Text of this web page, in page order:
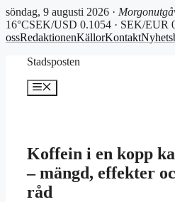
söndag, 9 augusti 2026 ·
16°CSEK/USD 0.1054 · SEK/EUR
ossRedaktionenKällorKontakt
Stadsposten
Meny
Koffein i en kopp
– mängd, effekter
råd